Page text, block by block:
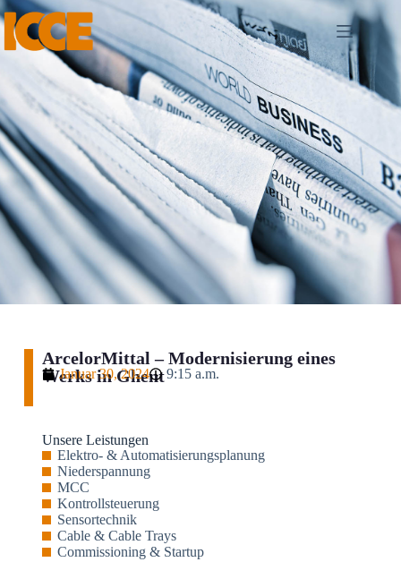
ArcelorMittal – Modernisierung eines
Werks in Ghent
Januar 30, 2024 9:15 a.m.
Unsere Leistungen
Elektro- & Automatisierungsplanung
Niederspannung
MCC
Kontrollsteuerung
Sensortechnik
Cable & Cable Trays
Commissioning & Startup